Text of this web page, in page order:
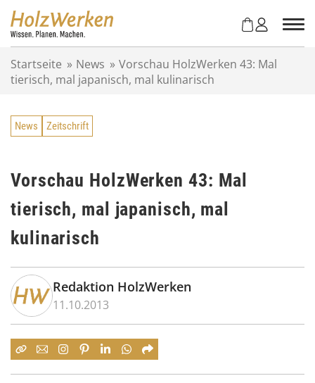
Startseite » News » Vorschau HolzWerken 43: Mal
tierisch, mal japanisch, mal kulinarisch
News Zeitschrift
Vorschau HolzWerken 43: Mal
tierisch, mal japanisch, mal
kulinarisch
Redaktion HolzWerken
11.10.2013